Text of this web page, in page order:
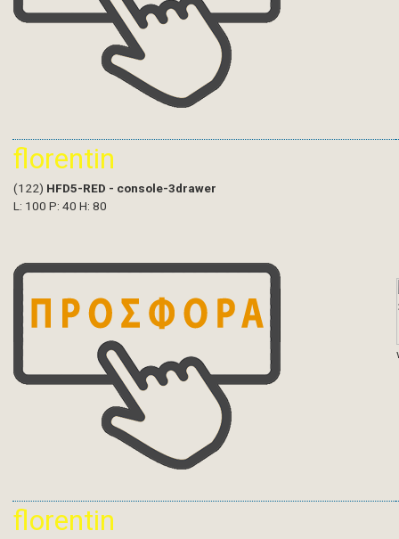
florentin
(122) HFD5-RED - console-3drawer
L: 100 P: 40 H: 80
florentin